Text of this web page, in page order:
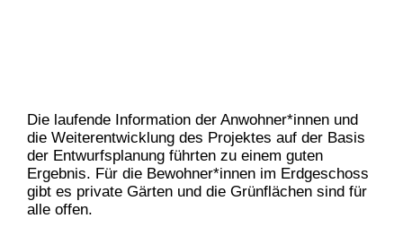
Die laufende Information der Anwohner*innen und
die Weiterentwicklung des Projektes auf der Basis
der Entwurfsplanung führten zu einem guten
Ergebnis. Für die Bewohner*innen im Erdgeschoss
gibt es private Gärten und die Grünflächen sind für
alle offen.